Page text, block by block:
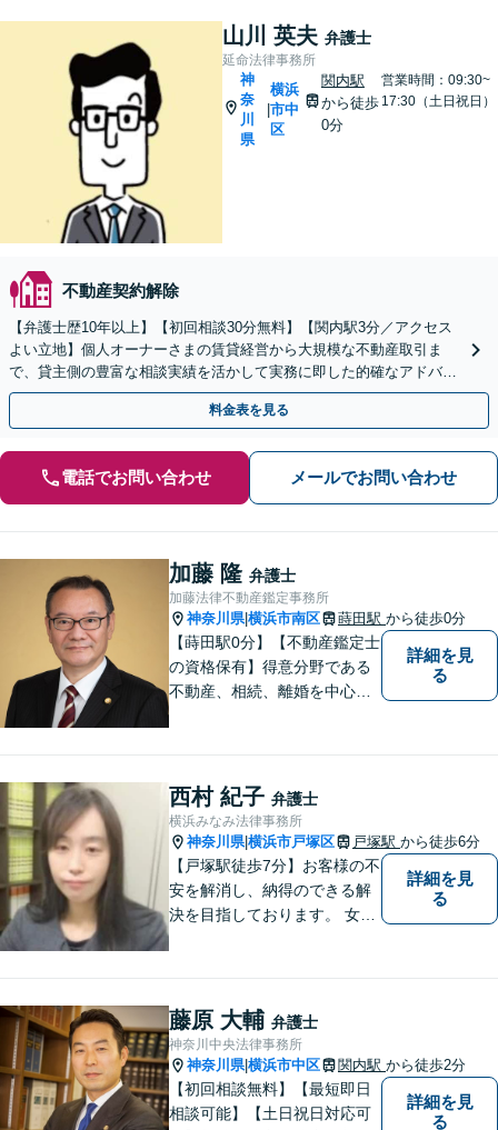
山川 英夫 弁護士
延命法律事務所
神
奈
川
県
横浜
市中
区
関内駅
から徒歩
0分
営業時間：09:30~
17:30（土日祝日）
不動産契約解除
【弁護士歴10年以上】【初回相談30分無料】【関内駅3分／アクセス
よい立地】個人オーナーさまの賃貸経営から大規模な不動産取引ま
で、貸主側の豊富な相談実績を活かして実務に即した的確なアドバイ
スを提供「地域密着／他業種と連携」【WEB面談対応】
料金表を見る
電話でお問い合わせ メールでお問い合わせ
加藤 隆 弁護士
加藤法律不動産鑑定事務所
神奈川県|横浜市南区 蒔田駅 から徒歩0分
【蒔田駅0分】【不動産鑑定士
の資格保有】得意分野である
不動産、相続、離婚を中心に
り添った弁護活動を目指しま
す。 お困りの方はぜひご相談
ください。
詳細を見
る
西村 紀子 弁護士
横浜みなみ法律事務所
神奈川県|横浜市戸塚区 戸塚駅 から徒歩6分
【戸塚駅徒歩7分】お客様の不
安を解消し、納得のできる解
決を目指しております。 女性
は、離婚/相続/不動産・建築/
交通事故/消費者被害等です。
お気軽にご相談ください。
詳細を見
る
藤原 大輔 弁護士
神奈川中央法律事務所
神奈川県|横浜市中区 関内駅 から徒歩2分
【初回相談無料】【最短即日
相談可能】【土日祝日対応可
詳細を見
る